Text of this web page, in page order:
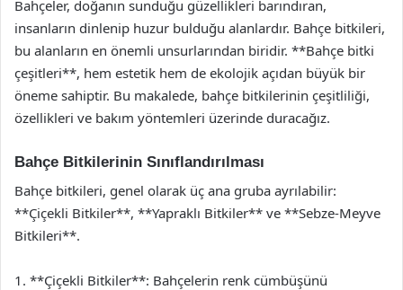
Bahçeler, doğanın sunduğu güzellikleri barındıran,
insanların dinlenip huzur bulduğu alanlardır. Bahçe bitkileri,
bu alanların en önemli unsurlarından biridir. **Bahçe bitki
çeşitleri**, hem estetik hem de ekolojik açıdan büyük bir
öneme sahiptir. Bu makalede, bahçe bitkilerinin çeşitliliği,
özellikleri ve bakım yöntemleri üzerinde duracağız.
Bahçe Bitkilerinin Sınıflandırılması
Bahçe bitkileri, genel olarak üç ana gruba ayrılabilir:
**Çiçekli Bitkiler**, **Yapraklı Bitkiler** ve **Sebze-Meyve
Bitkileri**.
1. **Çiçekli Bitkiler**: Bahçelerin renk cümbüşünü